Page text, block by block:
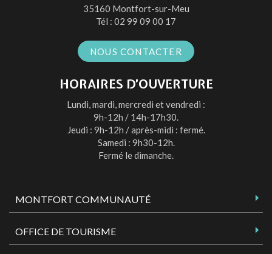
Facebook
TwitterInstagramYoutube
35160 Montfort-sur-Meu
Tél : 02 99 09 00 17
NOUS CONTACTER
HORAIRES D’OUVERTURE
Lundi, mardi, mercredi et vendredi :
9h-12h / 14h-17h30.
Jeudi : 9h-12h / après-midi : fermé.
Samedi : 9h30-12h.
Fermé le dimanche.
MONTFORT COMMUNAUTÉ
OFFICE DE TOURISME